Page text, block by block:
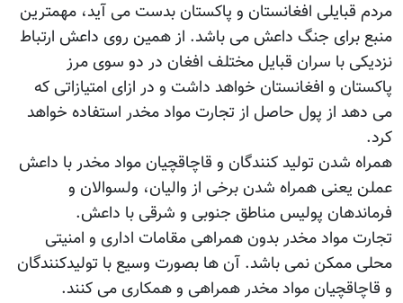
مردم قبایلی افغانستان و پاکستان بدست می آيد، مهمترین
منبع برای جنگ داعش می باشد. از همین روی داعش ارتباط
نزدیکی با سران قبایل مختلف افغان در دو سوی مرز
پاکستان و افغانستان خواهد داشت و در ازای امتیازاتی که
می دهد از پول حاصل از تجارت مواد مخدر استفاده خواهد
کرد.
همراه شدن تولید کنندگان و قاچاقچیان مواد مخدر با داعش
عملن یعنی همراه شدن برخی از والیان، ولسوالان و
فرماندهان پولیس مناطق جنوبی و شرقی با داعش.
تجارت مواد مخدر بدون همراهی مقامات اداری و امنیتی
محلی ممکن نمی باشد. آن ها بصورت وسیع با تولیدکنندگان
و قاچاقچیان مواد مخدر همراهی و همکاری می کنند.